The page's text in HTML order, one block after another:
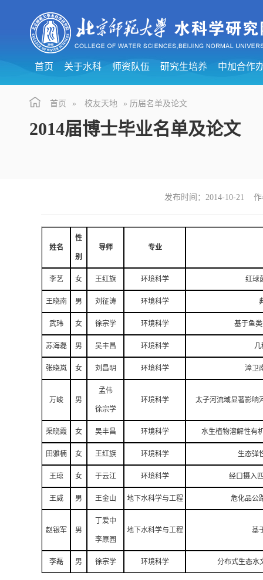
首页 关于水科 师资队伍 研究生培养 中加合作
首页 » 校友天地 » 历届名单及论文
2014届博士毕业名单及论文
发布时间：2014-10-21
姓名
性
别
导师 专业
李艺 女 王红旗 环境科学 红球
王晓南 男 刘征涛 环境科学
武玮 女 徐宗学 环境科学 基于鱼
苏海磊 男 吴丰昌 环境科学 几
张晓岚 女 刘昌明 环境科学 漳卫
万峻 男
孟伟
徐宗学
环境科学 太子河流域显著影响
渠晓霞 女 吴丰昌 环境科学 水生植物溶解性有
田雅楠 女 王红旗 环境科学 生态弹
王琼 女 于云江 环境科学 经口摄入
王威 男 王金山 地下水科学与工程 危化品公
赵银军 男
丁爱中
李原园
地下水科学与工程 基
李磊 男 徐宗学 环境科学 分布式生态水